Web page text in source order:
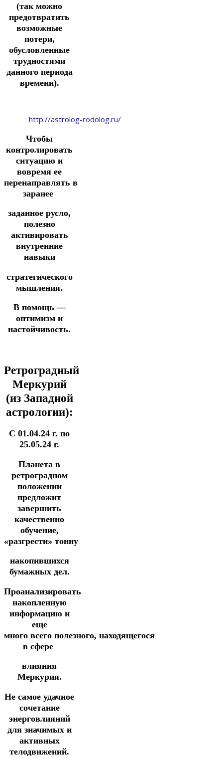
(так можно
предотвратить
возможные
потери,
обусловленные
трудностями
данного периода
времени).
http://astrolog-rodolog.ru/
Чтобы
контролировать
ситуацию и
вовремя ее
перенаправлять в
заранее
заданное русло,
полезно
активировать
внутренние
навыки
стратегического
мышления.
В помощь —
оптимизм и
настойчивость.
Ретроградный
Меркурий
(из Западной
астрологии):
С 01.04.24 г. по
25.05.24 г.
Планета в
ретроградном
положении
предложит
завершить
качественно
обучение,
«разгрести» тонну
накопившихся
бумажных дел.
Проанализировать
накопленную
информацию и
еще
много всего полезного, находящегося
в сфере
влияния
Меркурия.
Не самое удачное
сочетание
энерговлияний
для значимых и
активных
телодвижений.